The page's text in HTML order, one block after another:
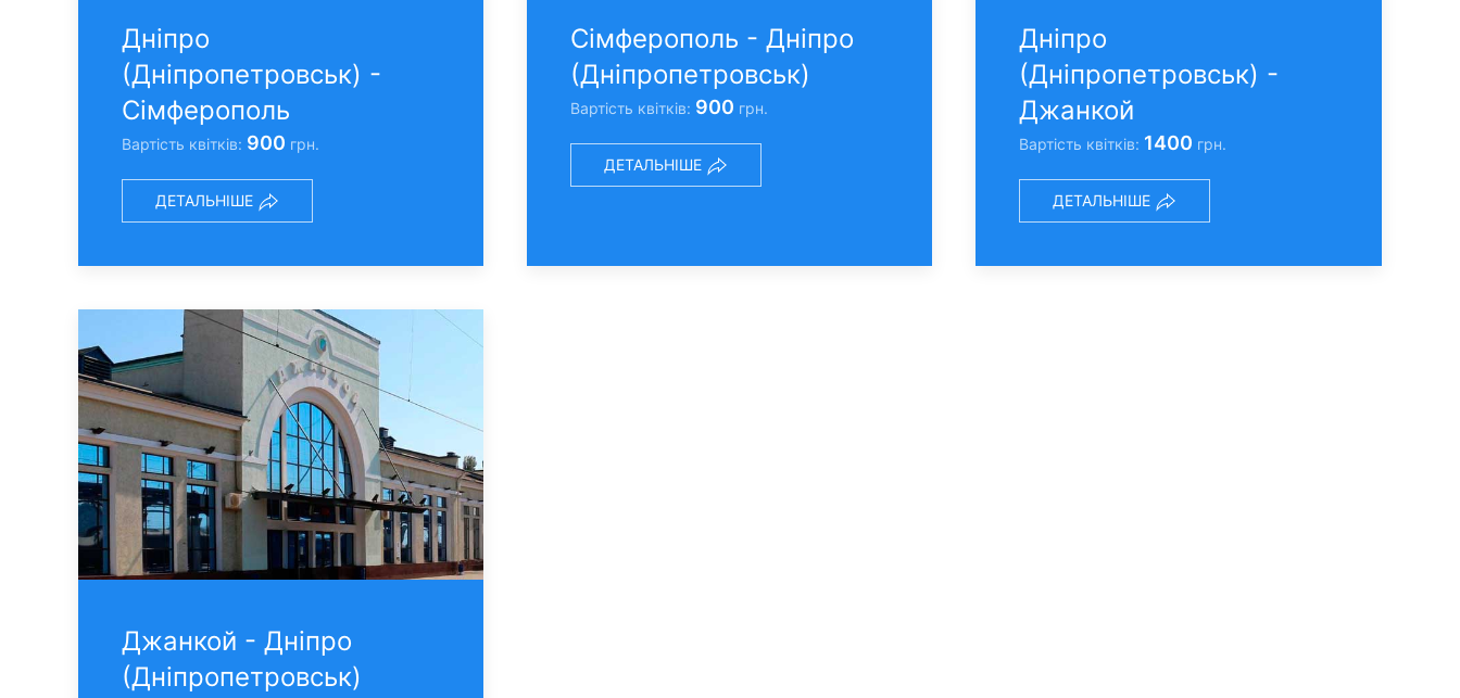
Днiпро
(Днiпропетровськ) -
Сімферополь
Вартість квітків: 900 грн.
ДЕТАЛЬНІШЕ
Сімферополь - Днiпро
(Днiпропетровськ)
Вартість квітків: 900 грн.
ДЕТАЛЬНІШЕ
Днiпро
(Днiпропетровськ) -
Джанкой
Вартість квітків: 1400 грн.
ДЕТАЛЬНІШЕ
Джанкой - Днiпро
(Днiпропетровськ)